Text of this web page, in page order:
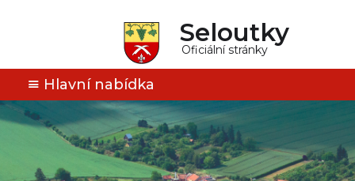
Seloutky
Oficiální stránky
Hlavní nabídka